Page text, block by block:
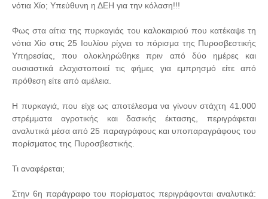
νότια Χίο; Υπεύθυνη η ΔΕΗ για την κόλαση!!!
Φως στα αίτια της πυρκαγιάς του καλοκαιριού που κατέκαψε τη
νότια Χίο στις 25 Ιουλίου ρίχνει το πόρισμα της Πυροσβεστικής
Υπηρεσίας, που ολοκληρώθηκε πριν από δύο ημέρες και
ουσιαστικά ελαχιστοποιεί τις φήμες για εμπρησμό είτε από
πρόθεση είτε από αμέλεια.
Η πυρκαγιά, που είχε ως αποτέλεσμα να γίνουν στάχτη 41.000
στρέμματα αγροτικής και δασικής έκτασης, περιγράφεται
αναλυτικά μέσα από 25 παραγράφους και υποπαραγράφους του
πορίσματος της Πυροσβεστικής.
Τι αναφέρεται;
Στην 6η παράγραφο του πορίσματος περιγράφονται αναλυτικά: